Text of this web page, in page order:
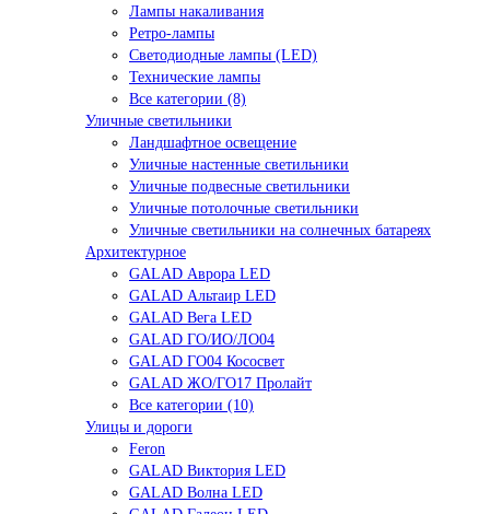
Лампы накаливания
Ретро-лампы
Светодиодные лампы (LED)
Технические лампы
Все категории (8)
Уличные светильники
Ландшафтное освещение
Уличные настенные светильники
Уличные подвесные светильники
Уличные потолочные светильники
Уличные светильники на солнечных батареях
Архитектурное
GALAD Аврора LED
GALAD Альтаир LED
GALAD Вега LED
GALAD ГО/ИО/ЛО04
GALAD ГО04 Кососвет
GALAD ЖО/ГО17 Пролайт
Все категории (10)
Улицы и дороги
Feron
GALAD Виктория LED
GALAD Волна LED